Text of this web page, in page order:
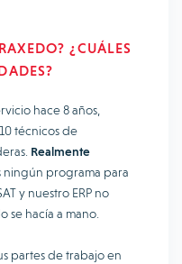
¿CUÁLES
hace 8 años,
técnicos de
Realmente
ningún programa para
y nuestro ERP no
se hacía a mano.
partes de trabajo en